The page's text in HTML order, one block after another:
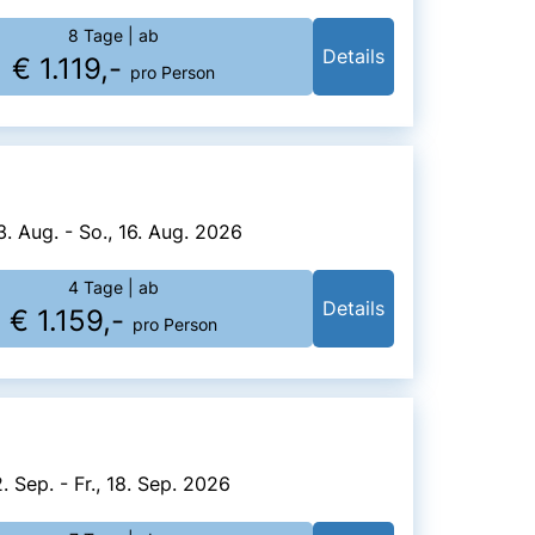
8 Tage | ab
€ 1.119,- pro Person
Details
Aug. - So., 16. Aug. 2026
4 Tage | ab
€ 1.159,- pro Person
Details
Sep. - Fr., 18. Sep. 2026